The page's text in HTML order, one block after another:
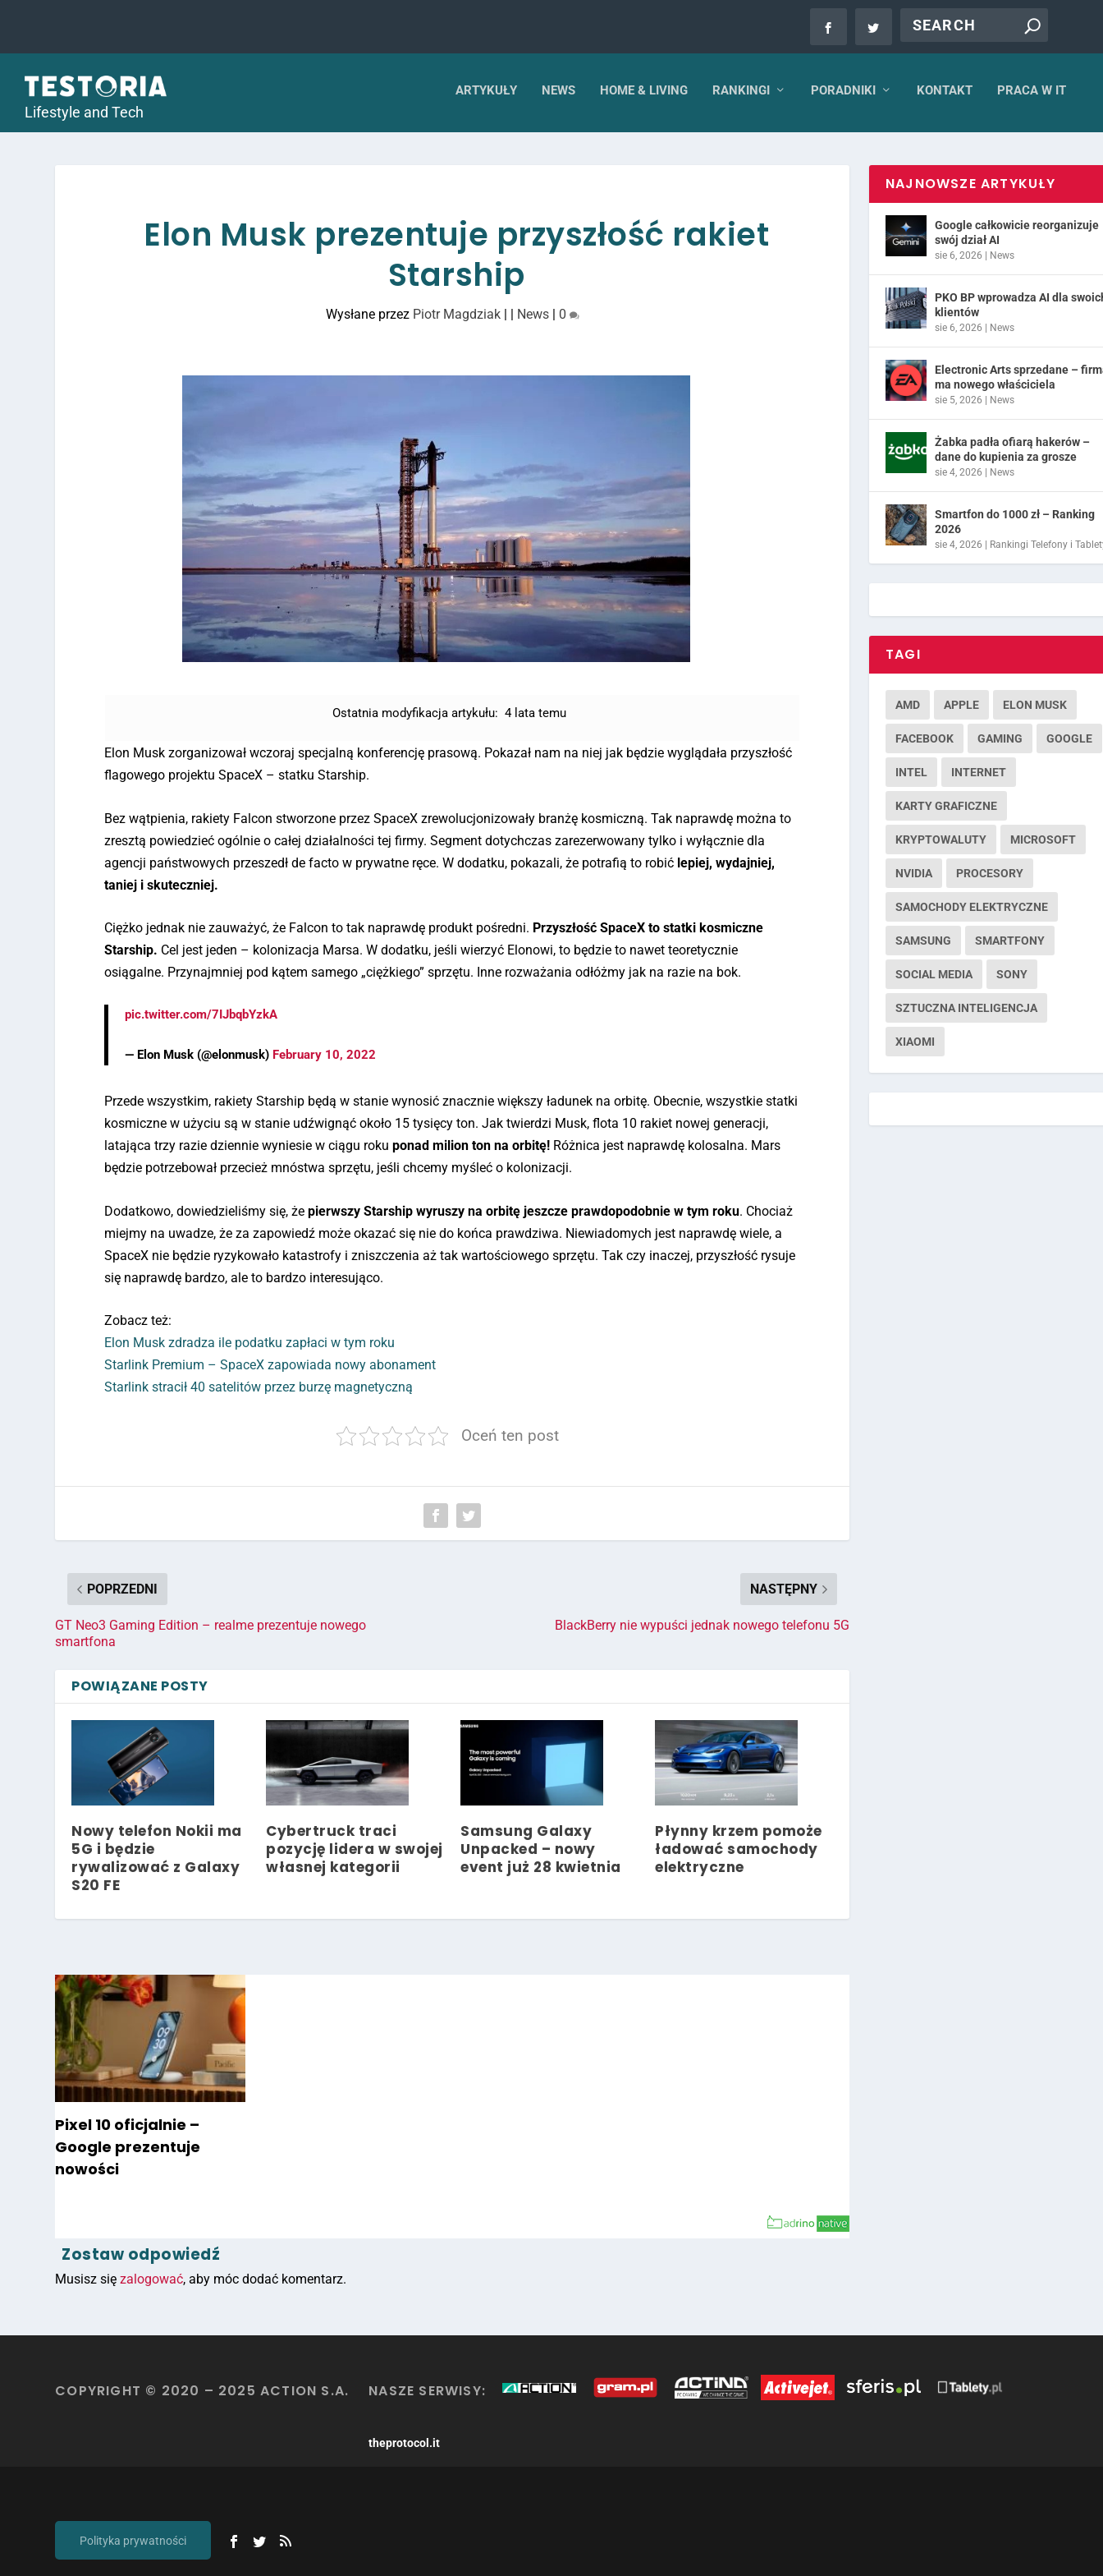
Lifestyle and Tech
ARTYKUŁY NEWS HOME & LIVING RANKINGI PORADNIKI KONTAKT PRACA W IT
Elon Musk prezentuje przyszłość rakiet
Starship
Wysłane przez Piotr Magdziak| | News| 0
Ostatnia modyfikacja artykułu: 4 lata temu
Elon Musk zorganizował wczoraj specjalną konferencję prasową. Pokazał nam na niej jak będzie wyglądała przyszłość
flagowego projektu SpaceX – statku Starship.
Bez wątpienia, rakiety Falcon stworzone przez SpaceX zrewolucjonizowały branżę kosmiczną. Tak naprawdę można to
zresztą powiedzieć ogólnie o całej działalności tej firmy. Segment dotychczas zarezerwowany tylko i wyłącznie dla
agencji państwowych przeszedł de facto w prywatne ręce. W dodatku, pokazali, że potrafią to robić lepiej, wydajniej,
taniej i skuteczniej.
Ciężko jednak nie zauważyć, że Falcon to tak naprawdę produkt pośredni. Przyszłość SpaceX to statki kosmiczne
Starship. Cel jest jeden – kolonizacja Marsa. W dodatku, jeśli wierzyć Elonowi, to będzie to nawet teoretycznie
osiągalne. Przynajmniej pod kątem samego „ciężkiego” sprzętu. Inne rozważania odłóżmy jak na razie na bok.
pic.twitter.com/7IJbqbYzkA
— Elon Musk (@elonmusk) February 10, 2022
Przede wszystkim, rakiety Starship będą w stanie wynosić znacznie większy ładunek na orbitę. Obecnie, wszystkie statki
kosmiczne w użyciu są w stanie udźwignąć około 15 tysięcy ton. Jak twierdzi Musk, flota 10 rakiet nowej generacji,
latająca trzy razie dziennie wyniesie w ciągu rokuponad milion ton na orbitę! Różnica jest naprawdę kolosalna. Mars
będzie potrzebował przecież mnóstwa sprzętu, jeśli chcemy myśleć o kolonizacji.
Dodatkowo, dowiedzieliśmy się, żepierwszy Starship wyruszy na orbitę jeszcze prawdopodobnie w tym roku. Chociaż
miejmy na uwadze, że za zapowiedź może okazać się nie do końca prawdziwa. Niewiadomych jest naprawdę wiele, a
SpaceX nie będzie ryzykowało katastrofy i zniszczenia aż tak wartościowego sprzętu. Tak czy inaczej, przyszłość rysuje
się naprawdę bardzo, ale to bardzo interesująco.
Zobacz też:
Elon Musk zdradza ile podatku zapłaci w tym roku
Starlink Premium – SpaceX zapowiada nowy abonament
Starlink stracił 40 satelitów przez burzę magnetyczną
Oceń ten post
POPRZEDNI
GT Neo3 Gaming Edition – realme prezentuje nowego
smartfona
NASTĘPNY
BlackBerry nie wypuści jednak nowego telefonu 5G
POWIĄZANE POSTY
Nowy telefon Nokii ma
5G i będzie
rywalizować z Galaxy
S20 FE
Cybertruck traci
pozycję lidera w swojej
własnej kategorii
Samsung Galaxy
Unpacked – nowy
event już 28 kwietnia
Płynny krzem pomoże
ładować samochody
elektryczne
Pixel 10 oficjalnie –
Google prezentuje
nowości
Zostaw odpowiedź
Musisz sięzalogować, aby móc dodać komentarz.
NAJNOWSZE ARTYKUŁY
Google całkowicie reorganizuje
swój dział AI
sie 6, 2026 | News
PKO BP wprowadza AI dla
klientów
sie 6, 2026 | News
Electronic Arts sprzedane –
ma nowego właściciela
sie 5, 2026 | News
Żabka padła ofiarą hakerów –
dane do kupienia za grosze
sie 4, 2026 | News
Smartfon do 1000 zł – Ranking
2026
sie 4, 2026 | Rankingi Telefony i
TAGI
AMD APPLE ELON MUSK
FACEBOOK GAMING GOOGLE
INTEL INTERNET
KARTY GRAFICZNE
KRYPTOWALUTY MICROSOFT
NVIDIA PROCESORY
SAMOCHODY ELEKTRYCZNE
SAMSUNG SMARTFONY
SOCIAL MEDIA SONY
SZTUCZNA INTELIGENCJA
XIAOMI
COPYRIGHT © 2020 – 2025 ACTION S.A. NASZE SERWISY:
theprotocol.it
Polityka prywatności